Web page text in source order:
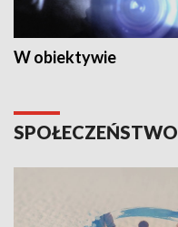
W obiektywie
SPOŁECZEŃSTWO